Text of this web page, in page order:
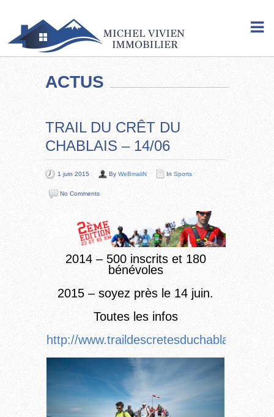
ACTUS
TRAIL DU CRÊT DU
CHABLAIS – 14/06
1 juin 2015 By WeBmaliN In Sports
No Comments
2014 – 500 inscrits et 180
bénévoles
2015 – soyez près le 14 juin.
Toutes les infos
http://www.traildescretesduchablais.com/